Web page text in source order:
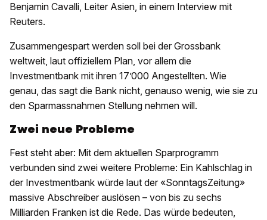
Benjamin Cavalli, Leiter Asien, in einem Interview mit
Reuters.
Zusammengespart werden soll bei der Grossbank
weltweit, laut offiziellem Plan, vor allem die
Investmentbank mit ihren 17’000 Angestellten. Wie
genau, das sagt die Bank nicht, genauso wenig, wie sie zu
den Sparmassnahmen Stellung nehmen will.
Zwei neue Probleme
Fest steht aber: Mit dem aktuellen Sparprogramm
verbunden sind zwei weitere Probleme: Ein Kahlschlag in
der Investmentbank würde laut der «SonntagsZeitung»
massive Abschreiber auslösen – von bis zu sechs
Milliarden Franken ist die Rede. Das würde bedeuten,